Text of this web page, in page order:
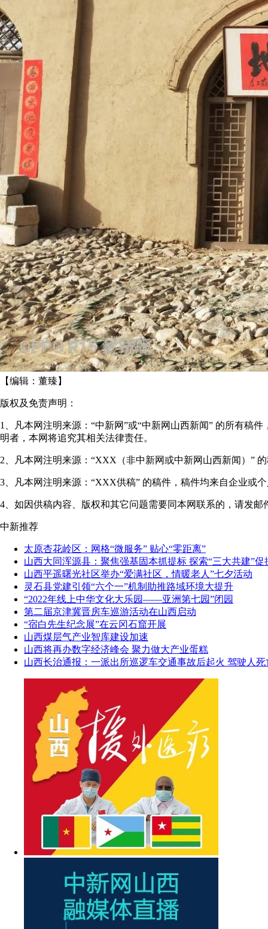
【编辑： 董臻 】
版权及免责声明：
1、凡本网注明来源：“中新网”或“中新网山西新闻” 的所有稿
明者，本网将追究其相关法律责任。
2、凡本网注明来源：“XXX（非中新网或中新网山西新闻）”
3、凡本网注明来源：“XXX供稿” 的稿件，稿件均来自企业或
4、如因供稿内容、版权和其它问题需要同本网联系的，请发邮
中新推荐
太原杏花岭区：网格“微服务” 贴心“零距离”
山西大同浑源县：聚焦强基固本抓提标 探索“三大共建”促
山西平遥曙光社区举办“爱满社区，情暖老人”七夕活动
灵石县党建引领“六个一”机制助推路域环境大提升
“2022年线上中华文化大乐园——亚洲第七园”闭园
第二届京津冀晋房车巡游活动在山西启动
“宿白先生纪念展”在云冈石窟开展
山西煤层气产业智库建设加速
山西将再办数字经济峰会 聚力做大产业蛋糕
山西长治通报：一派出所巡逻车交通事故后起火 驾驶人死